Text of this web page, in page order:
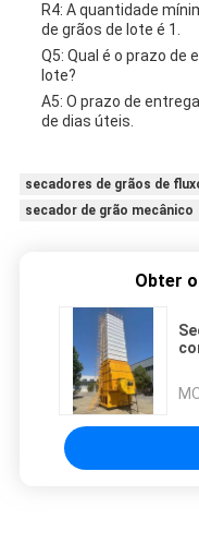
R4: A quantidade
de grãos de lote é 1.
Q5: Qual é o prazo de
lote?
A5: O prazo de
de dias úteis.
secadores de grãos de
secador de grão mecânico
Obter